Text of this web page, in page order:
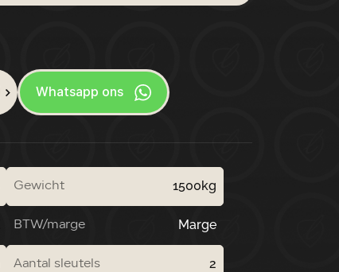
Whatsapp ons
Gewicht 1500kg
BTW/marge Marge
Aantal sleutels 2